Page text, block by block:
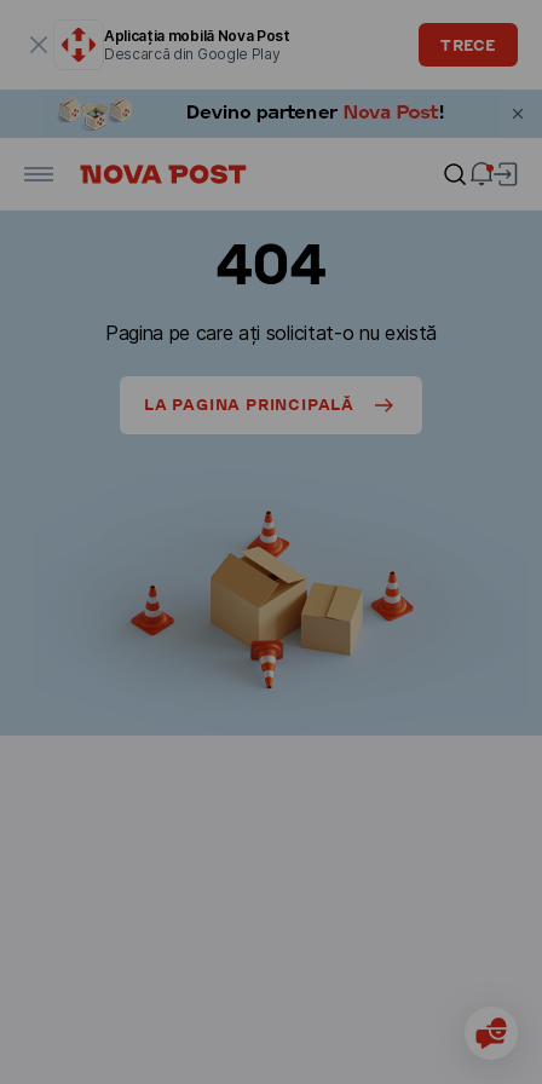
Aplicația mobilă Nova Post
Descarcă din Google Play
TRECE
404
Pagina pe care ați solicitat-o nu există
LA PAGINA PRINCIPALĂ